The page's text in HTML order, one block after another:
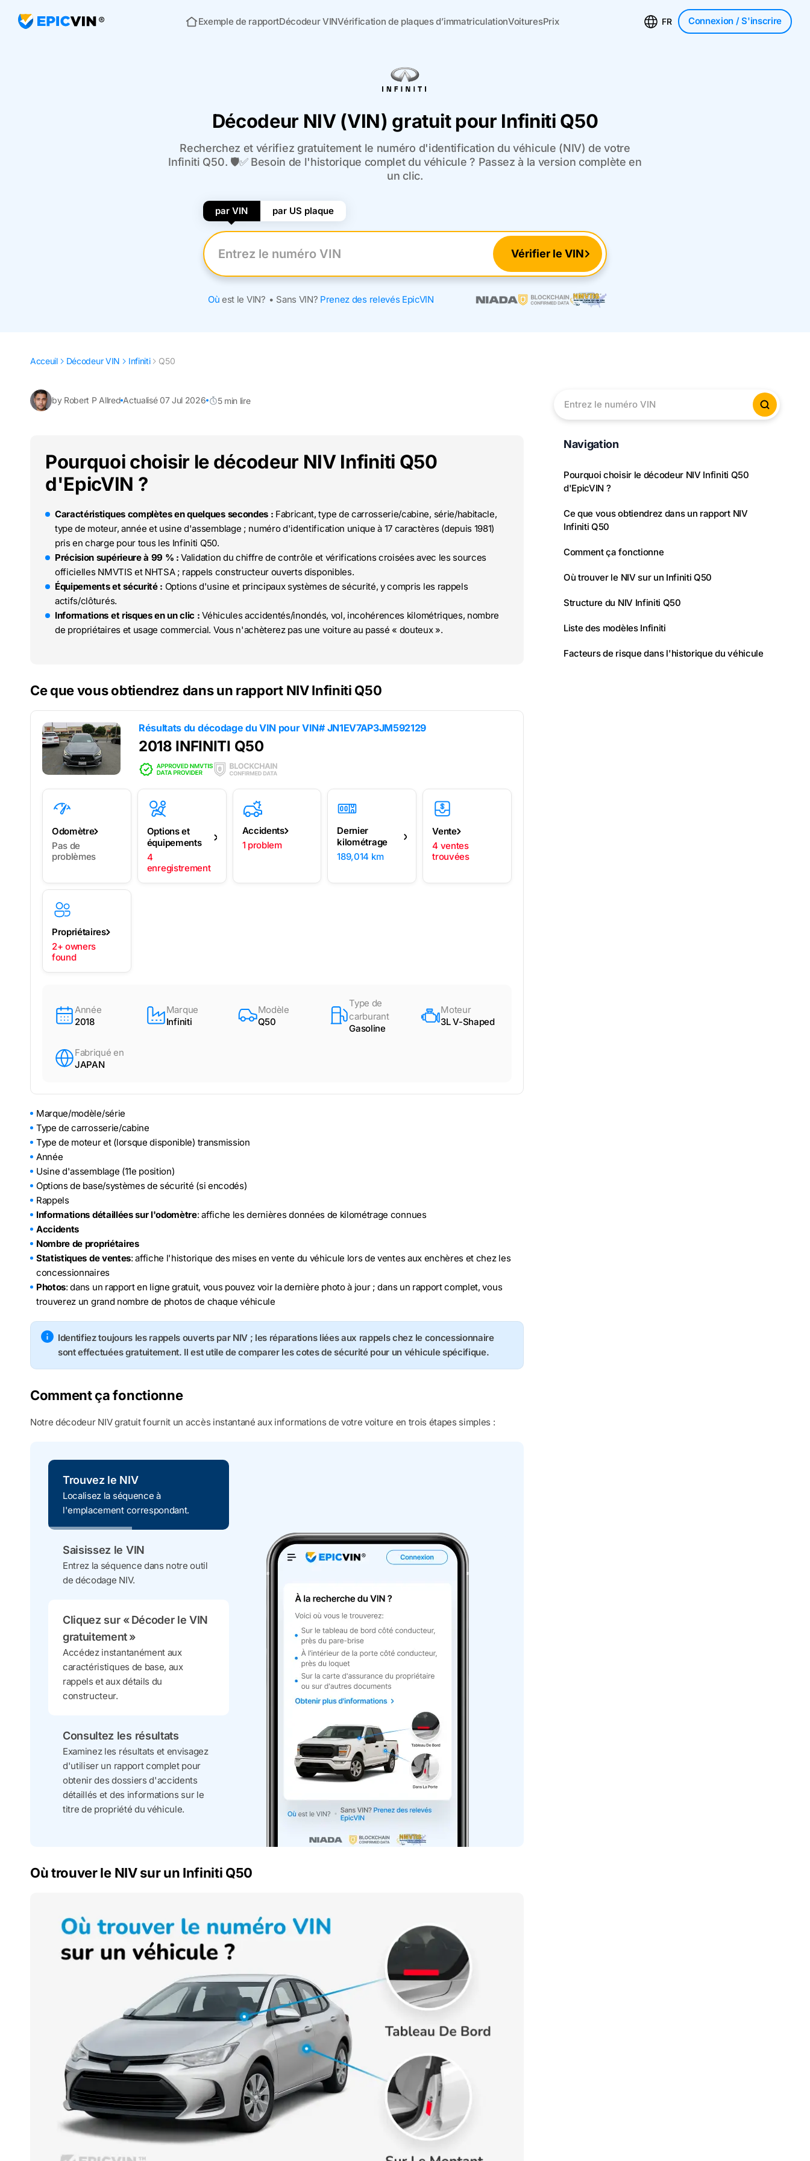
Acceuil
Exemple de rapportDécodeur VINVérification de plaques d’immatriculationVoituresPrix FR Connexion / S'inscrire
Décodeur NIV (VIN) gratuit pour Infiniti Q50
Recherchez et vérifiez gratuitement le numéro d'identification du véhicule (NIV) de votre
Infiniti Q50. 🛡️✅ Besoin de l'historique complet du véhicule ? Passez à la version complète en
un clic.
par VIN par US plaque
Entrez le numéro VIN Vérifier le VIN
Où est le VIN? • Sans VIN? Prenez des relevés EpicVIN
Acceuil Décodeur VIN Infiniti Q50
by Robert P Allred Actualisé 07 Jul 2026 5 min lire
Pourquoi choisir le décodeur NIV Infiniti Q50
d'EpicVIN ?
Caractéristiques complètes en quelques secondes : Fabricant, type de carrosserie/cabine, série/habitacle,
type de moteur, année et usine d'assemblage ; numéro d'identification unique à 17 caractères (depuis 1981)
pris en charge pour tous les Infiniti Q50.
Précision supérieure à 99 % : Validation du chiffre de contrôle et vérifications croisées avec les sources
officielles NMVTIS et NHTSA ; rappels constructeur ouverts disponibles.
Équipements et sécurité : Options d'usine et principaux systèmes de sécurité, y compris les rappels
actifs/clôturés.
Informations et risques en un clic : Véhicules accidentés/inondés, vol, incohérences kilométriques, nombre
de propriétaires et usage commercial. Vous n'achèterez pas une voiture au passé « douteux ».
Ce que vous obtiendrez dans un rapport NIV Infiniti Q50
Résultats du décodage du VIN pourVIN# JN1EV7AP3JM592129
2018 INFINITI Q50
Odomètre
Pas de
problèmes
Options et
équipements
4
enregistrement
Accidents
1 problem
Dernier
kilométrage
189,014 km
Vente
4 ventes
trouvées
Propriétaires
2+ owners
found
Année
2018
Marque
Infiniti
Modèle
Q50
Type de
carburant
Gasoline
Moteur
3L V-Shaped
Fabriqué en
JAPAN
Marque/modèle/série
Type de carrosserie/cabine
Type de moteur et (lorsque disponible) transmission
Année
Usine d'assemblage (11e position)
Options de base/systèmes de sécurité (si encodés)
Rappels
Informations détaillées sur l'odomètre: affiche les dernières données de kilométrage connues
Accidents
Nombre de propriétaires
Statistiques de ventes: affiche l'historique des mises en vente du véhicule lors de ventes aux enchères et chez les
concessionnaires
Photos: dans un rapport en ligne gratuit, vous pouvez voir la dernière photo à jour ; dans un rapport complet, vous
trouverez un grand nombre de photos de chaque véhicule
Identifiez toujours les rappels ouverts par NIV ; les réparations liées aux rappels chez le concessionnaire
sont effectuées gratuitement. Il est utile de comparer les cotes de sécurité pour un véhicule spécifique.
Comment ça fonctionne
Notre décodeur NIV gratuit fournit un accès instantané aux informations de votre voiture en trois étapes simples :
Trouvez le NIV
Localisez la séquence à
l'emplacement correspondant.
Saisissez le VIN
Entrez la séquence dans notre outil
de décodage NIV.
Cliquez sur « Décoder le VIN
gratuitement »
Accédez instantanément aux
caractéristiques de base, aux
rappels et aux détails du
constructeur.
Consultez les résultats
Examinez les résultats et envisagez
d'utiliser un rapport complet pour
obtenir des dossiers d'accidents
détaillés et des informations sur le
titre de propriété du véhicule.
Où trouver le NIV sur un Infiniti Q50
Entrez le numéro VIN Vérifier
Navigation
Pourquoi choisir le décodeur NIV Infiniti Q50
d'EpicVIN ?
Ce que vous obtiendrez dans un rapport NIV
Infiniti Q50
Comment ça fonctionne
Où trouver le NIV sur un Infiniti Q50
Structure du NIV Infiniti Q50
Liste des modèles Infiniti
Facteurs de risque dans l'historique du véhicule